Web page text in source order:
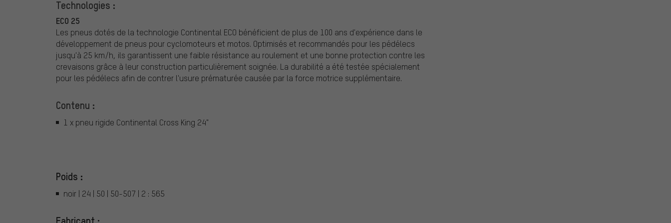
Technologies :
ECO 25
Les pneus dotés de la technologie Continental ECO bénéficient de plus de 100 ans d'expérience dans le
développement de pneus pour cyclomoteurs et motos. Optimisés et recommandés pour les pédélecs
jusqu'à 25 km/h, ils garantissent une faible résistance au roulement et une bonne protection contre les
crevaisons grâce à leur construction particulièrement soignée. La durabilité a été testée spécialement
pour les pédélecs afin de contrer l'usure prématurée causée par la force motrice supplémentaire.
Contenu :
1 x pneu rigide Continental Cross King 24"
Poids :
noir | 24 | 50 | 50-507 | 2 : 565
Fabricant :